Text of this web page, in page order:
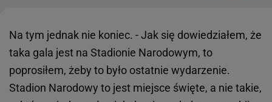
Na tym jednak nie koniec. - Jak się dowiedziałem, że
taka gala jest na Stadionie Narodowym, to
poprosiłem, żeby to było ostatnie wydarzenie.
Stadion Narodowy to jest miejsce święte, a nie takie,